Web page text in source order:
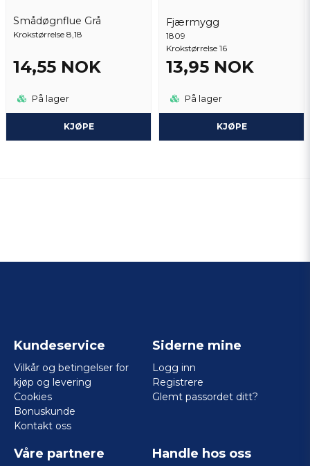
Smådøgnflue Grå
Krokstørrelse 8,18
14,55 NOK
På lager
KJØPE
Fjærmygg
1809
Krokstørrelse 16
13,95 NOK
På lager
KJØPE
Kundeservice
Vilkår og betingelser for
kjøp og levering
Cookies
Bonuskunde
Kontakt oss
Siderne mine
Logg inn
Registrere
Glemt passordet ditt?
Våre partnere Handle hos oss